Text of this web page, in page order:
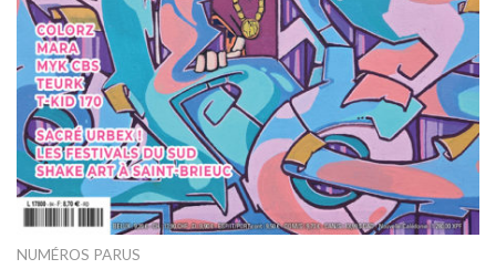
NUMÉROS PARUS